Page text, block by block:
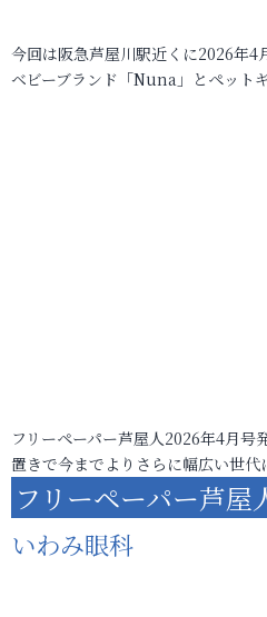
今回は阪急芦屋川駅近くに2026年4
ベビーブランド「Nuna」とペット
フリーペーパー芦屋人2026年4月号
置きで今までよりさらに幅広い世
フリーペーパー芦屋
いわみ眼科